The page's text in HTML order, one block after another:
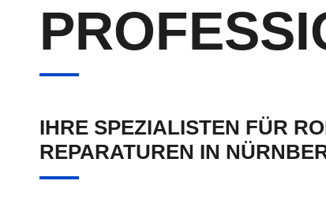
IHRE SPEZIALISTEN FÜR
REPARATUREN IN